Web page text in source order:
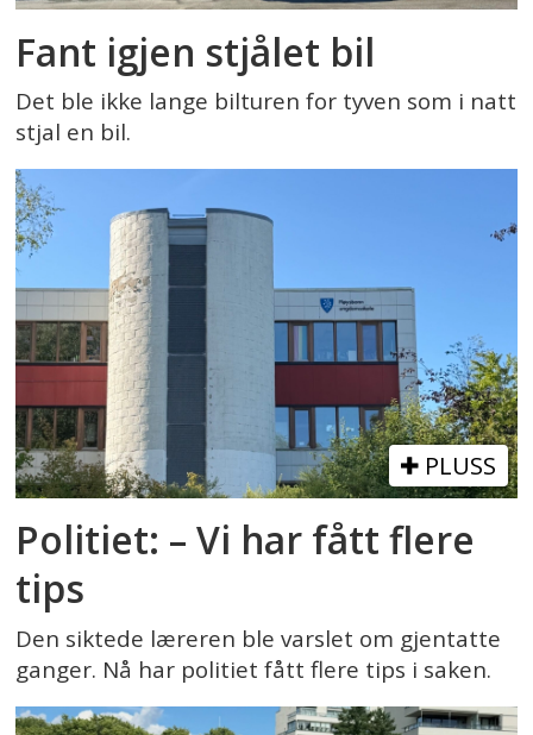
Fant igjen stjålet bil
Det ble ikke lange bilturen for tyven som i natt
stjal en bil.
PLUSS
Politiet: – Vi har fått flere
tips
Den siktede læreren ble varslet om gjentatte
ganger. Nå har politiet fått flere tips i saken.